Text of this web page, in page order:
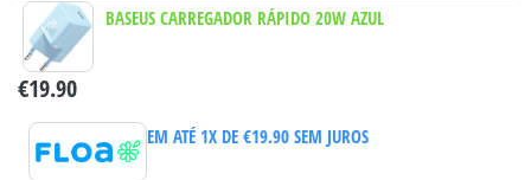
BASEUS CARREGADOR RÁPIDO 20W AZUL
€19.90
EM ATÉ 1X DE €19.90SEM JUROS